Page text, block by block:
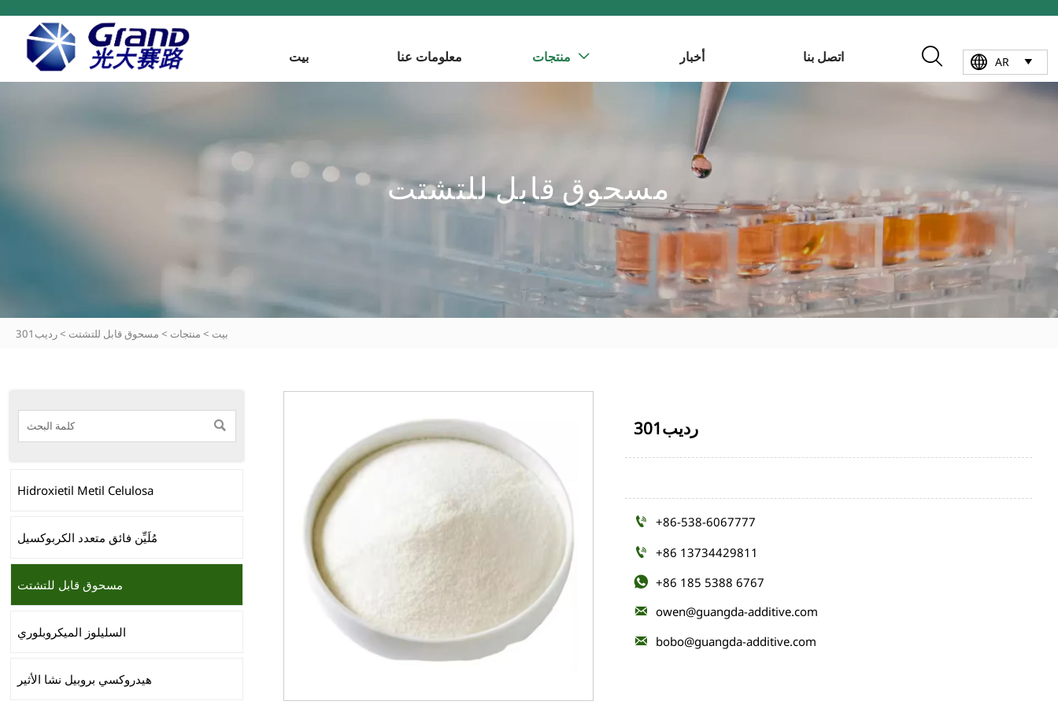
بيت معلومات عنا منتجات  أخبار اتصل بنا   AR 
مسحوق قابل للتشتت
بيت > منتجات > مسحوق قابل للتشتت >رديب301

Hidroxietil Metil Celulosa
مُلَيِّن فائق متعدد الكربوكسيل
مسحوق قابل للتشتت
السليلوز الميكروبلوري
هيدروكسي بروبيل نشا الأثير
رديب301
 +86-538-6067777
 +86 13734429811
 +86 185 5388 6767
 owen@guangda-additive.com
 bobo@guangda-additive.com